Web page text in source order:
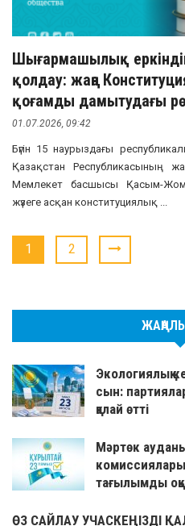
Шығармашылық
қолдау: жаңа
қоғамды дамытудағы
01.07.2026, 09:42
Бүгін 15 наурыздағы
Қазақстан Республикасының
Мемлекет басшысы Қасым-
жүзеге асқан конституциялық ...
1 2
Экологиялық
сын:
қалай өтті
Мәртөк
тағылымды
ӨЗ САЙЛАУ УЧАСКЕҢІЗДІ